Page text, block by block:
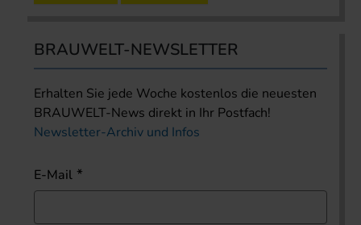
BRAUWELT-NEWSLETTER
Erhalten Sie jede Woche kostenlos die neuesten
BRAUWELT-News direkt in Ihr Postfach!
Newsletter-Archiv und Infos
E-Mail